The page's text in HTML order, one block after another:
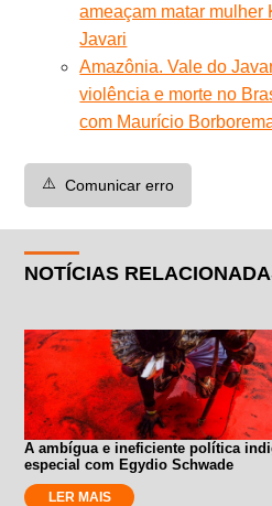
ameaçam matar mulher
Javari
Amazônia. Vale do
violência e morte no
com Maurício
⚠️ Comunicar erro
NOTÍCIAS
A ambígua e ineficiente política
especial com Egydio Schwade
LER MAIS